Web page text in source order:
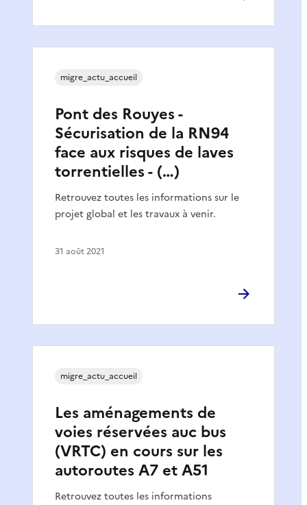
Pont des Rouyes -
Sécurisation de la RN94
face aux risques de laves
torrentielles - (…)
Retrouvez toutes les informations sur le
projet global et les travaux à venir.
migre_actu_accueil
31 août 2021
Les aménagements de
voies réservées auc bus
(VRTC) en cours sur les
autoroutes A7 et A51
Retrouvez toutes les informations
migre_actu_accueil